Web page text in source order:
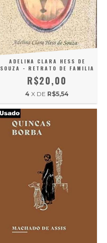
ADELINA CLARA HESS DE
SOUZA - RETRATO DE FAMILIA
R$20,00
4 X DE R$5,54